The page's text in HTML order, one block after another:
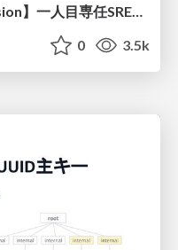
【SRE NEXT 2026 Lunch Session】一人目専任SREの立ち上げを加速する ― AIと進めたオンボーディングで2分を0.04秒にした話
0 3.5k